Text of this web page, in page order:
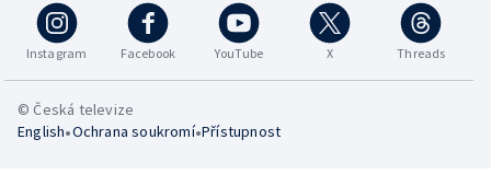
Instagram Facebook YouTube X Threads
© Česká televize
English•Ochrana soukromí•Přístupnost